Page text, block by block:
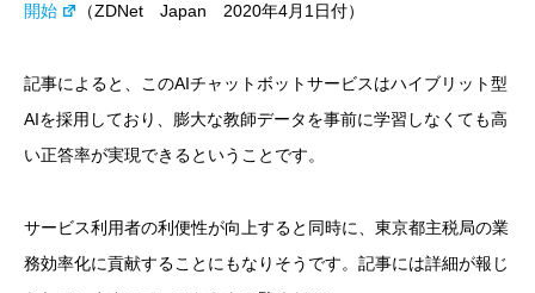
開始
（ZDNet Japan 2020年4月1日付）
記事によると、このAIチャットボットサービスはハイブリット型
AIを採用しており、膨大な教師データを事前に学習しなくても高
い正答率が実現できるということです。
サービス利用者の利便性が向上すると同時に、東京都主税局の業
務効率化に貢献することにもなりそうです。記事には詳細が報じ